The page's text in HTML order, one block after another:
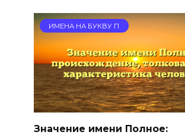
ИМЕНА НА БУКВУ П
Значение имени Полное: